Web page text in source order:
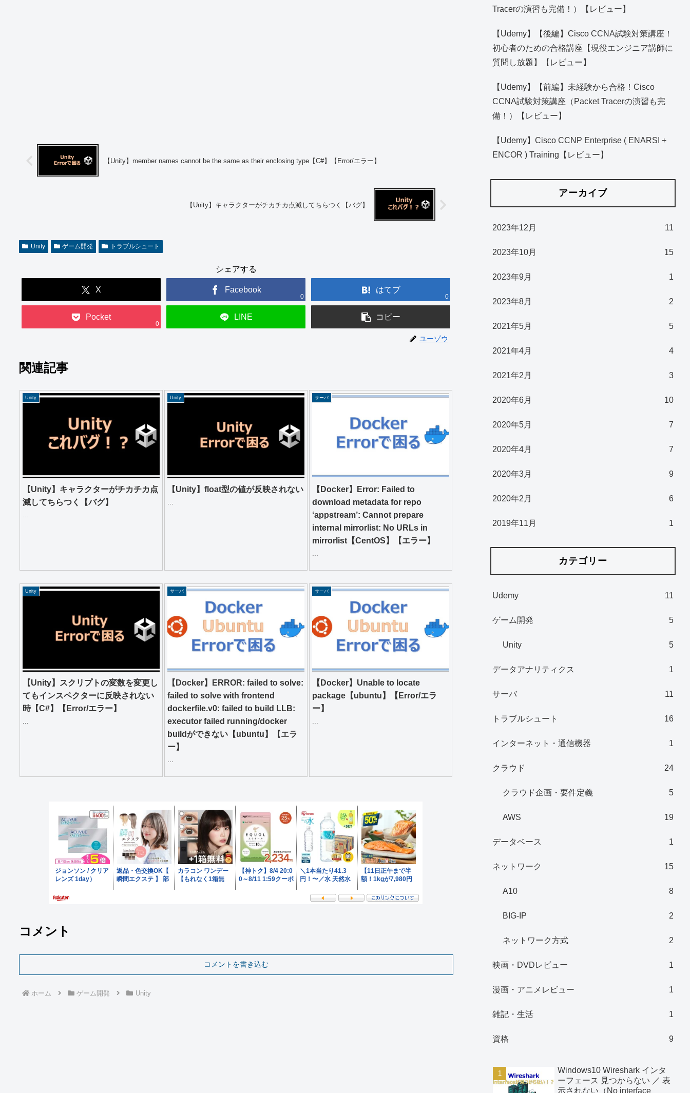
【Unity】member names cannot be the same as their enclosing type【C#】【Error/エラー】
【Unity】キャラクターがチカチカ点滅してちらつく【バグ】
Unity ゲーム開発 トラブルシュート
シェアする
X Facebook
0
はてブ
0
Pocket
0
LINE コピー
ユーゾウ
関連記事
Unity
【Unity】キャラクターがチカチカ点
滅してちらつく【バグ】
Unity
【Unity】float型の値が反映されない
サーバ
【Docker】Error: Failed to
download metadata for repo
‘appstream’: Cannot prepare
internal mirrorlist: No URLs in
mirrorlist【CentOS】【エラー】
Unity
【Unity】スクリプトの変数を変更し
てもインスペクターに反映されない
時【C#】【Error/エラー】
サーバ
【Docker】ERROR: failed to solve:
failed to solve with frontend
dockerfile.v0: failed to build LLB:
executor failed running/docker
buildができない【ubuntu】【エラ
ー】
サーバ
【Docker】Unable to locate
package【ubuntu】【Error/エラ
ー】
コメント
コメントを書き込む
ホーム ゲーム開発 Unity
Tracerの演習も完備！）【レビュー】
【Udemy】【後編】Cisco CCNA試験対策講座！
初心者のための合格講座【現役エンジニア講師に
質問し放題】【レビュー】
【Udemy】【前編】未経験から合格！Cisco
CCNA試験対策講座（Packet Tracerの演習も完
備！）【レビュー】
【Udemy】Cisco CCNP Enterprise ( ENARSI +
ENCOR ) Training【レビュー】
アーカイブ
2023年12月 11
2023年10月 15
2023年9月 1
2023年8月 2
2021年5月 5
2021年4月 4
2021年2月 3
2020年6月 10
2020年5月 7
2020年4月 7
2020年3月 9
2020年2月 6
2019年11月 1
カテゴリー
Udemy 11
ゲーム開発 5
Unity 5
データアナリティクス 1
サーバ 11
トラブルシュート 16
インターネット・通信機器 1
クラウド 24
クラウド企画・要件定義 5
AWS 19
データベース 1
ネットワーク 15
A10 8
BIG-IP 2
ネットワーク方式 2
映画・DVDレビュー 1
漫画・アニメレビュー 1
雑記・生活 1
資格 9
Windows10 Wireshark インタ
ーフェース 見つからない ／ 表
示されない（No interface